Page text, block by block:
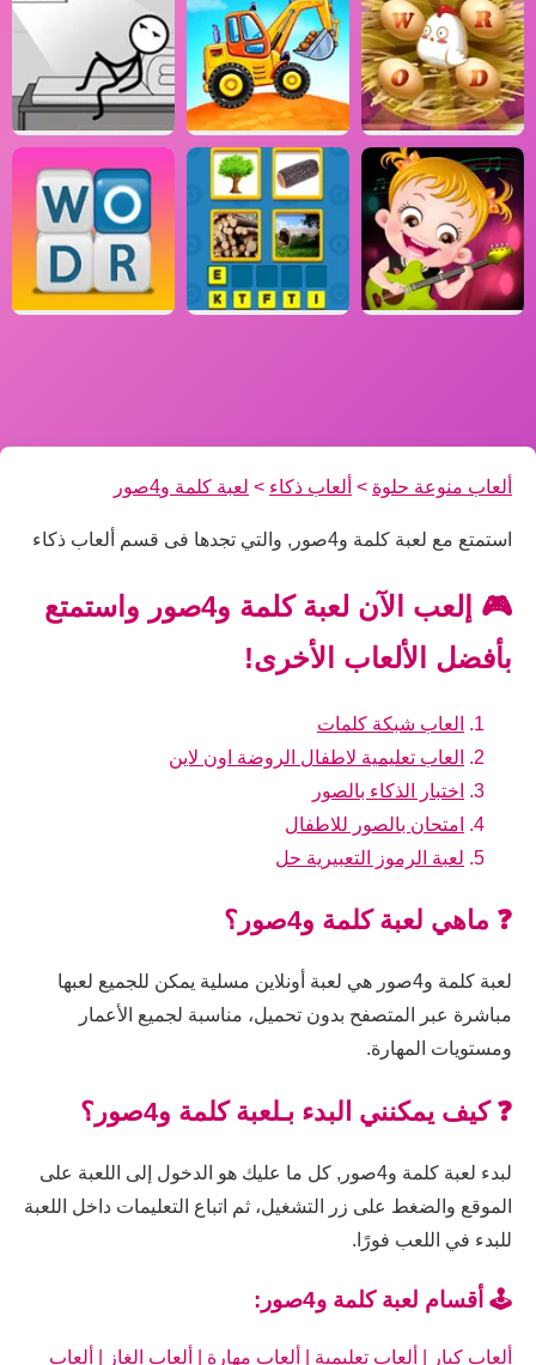
ألعاب منوعة حلوة > ألعاب ذكاء > لعبة كلمة و4صور
استمتع مع لعبة كلمة و4صور, والتي تجدها فى قسم ألعاب ذكاء
🎮 إلعب الآن لعبة كلمة و4صور واستمتع
بأفضل الألعاب الأخرى!
العاب شبكة كلمات
العاب تعليمية لاطفال الروضة اون لاين
اختبار الذكاء بالصور
امتحان بالصور للاطفال
لعبة الرموز التعبيرية حل
❓ ماهي لعبة كلمة و4صور؟
لعبة كلمة و4صور هي لعبة أونلاين مسلية يمكن للجميع لعبها
مباشرة عبر المتصفح بدون تحميل، مناسبة لجميع الأعمار
ومستويات المهارة.
❓ كيف يمكنني البدء بـلعبة كلمة و4صور؟
لبدء لعبة كلمة و4صور, كل ما عليك هو الدخول إلى اللعبة على
الموقع والضغط على زر التشغيل، ثم اتباع التعليمات داخل اللعبة
للبدء في اللعب فورًا.
🕹️ أقسام لعبة كلمة و4صور:
ألعاب كبار ألعاب تعليمية ألعاب مهارة ألعاب الغاز ألعاب